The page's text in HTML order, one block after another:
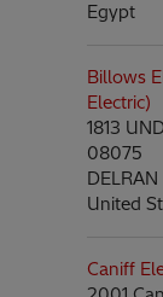
Egypt
Billows
Electric)
1813
08075
DELRAN
United
Caniff